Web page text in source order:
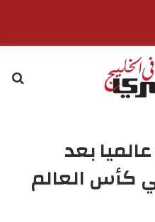
بعد
كأس العالم